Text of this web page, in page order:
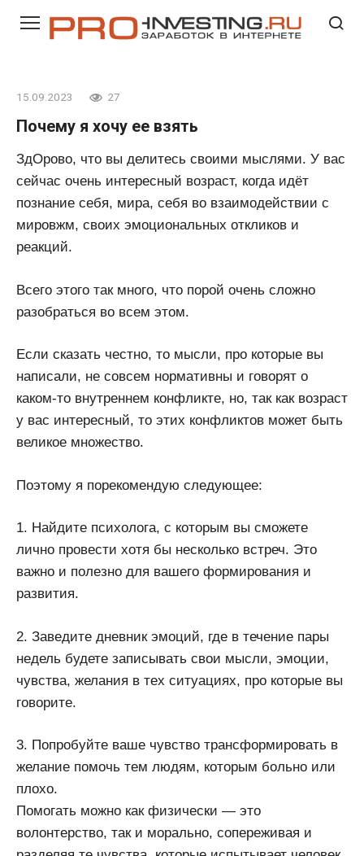
15.09.2023 27
Почему я хочу ее взять
ЗдОрово, что вы делитесь своими мыслями. У вас
сейчас очень интересный возраст, когда идёт
познание себя, мира, себя во взаимодействии с
мировжм, своих эмоциональных откликов и
реакций.
Всего этого так много, что порой очень сложно
разобраться во всем этом.
Если сказать честно, то мысли, про которые вы
написали, не совсем нормативны и говорят о
каком-то внутреннем конфликте, но, так как возраст
у вас интересный, то этих конфликтов может быть
великое множество.
Поэтому я порекомендую следующее:
1. Найдите психолога, с которым вы сможете
лично провести хотя бы несколько встреч. Это
важно и полезно для вашего формирования и
развития.
2. Заведите дневник эмоций, где в течение пары
недель будете записывать свои мысли, эмоции,
чувства, желания в тех ситуациях, про которые вы
говорите.
3. Попробуйте ваше чувство трансформировать в
желание помочь тем людям, которым больно или
плохо.
Помогать можно как физически — это
волонтерство, так и морально, сопереживая и